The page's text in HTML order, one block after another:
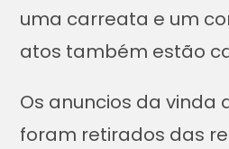
uma carreata e um
atos também estão
Os anuncios da vinda
foram retirados das